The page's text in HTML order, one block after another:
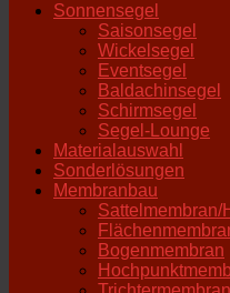
Sonnensegel
Saisonsegel
Wickelsegel
Eventsegel
Baldachinsegel
Schirmsegel
Segel-Lounge
Materialauswahl
Sonderlösungen
Membranbau
Sattelmembran/
Bogenmembran